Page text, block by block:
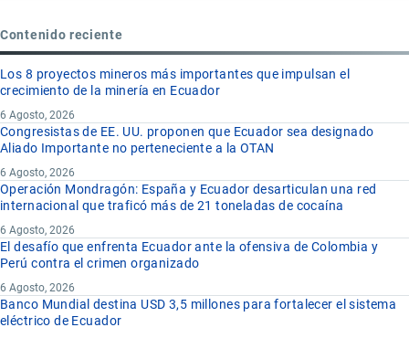
Contenido reciente
Los 8 proyectos mineros más importantes que impulsan el
crecimiento de la minería en Ecuador
6 Agosto, 2026
Congresistas de EE. UU. proponen que Ecuador sea designado
Aliado Importante no perteneciente a la OTAN
6 Agosto, 2026
Operación Mondragón: España y Ecuador desarticulan una red
internacional que traficó más de 21 toneladas de cocaína
6 Agosto, 2026
El desafío que enfrenta Ecuador ante la ofensiva de Colombia y
Perú contra el crimen organizado
6 Agosto, 2026
Banco Mundial destina USD 3,5 millones para fortalecer el sistema
eléctrico de Ecuador